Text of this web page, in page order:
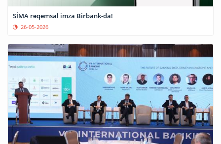
SİMA rəqəmsal imza Birbank-da!
26-05-2026